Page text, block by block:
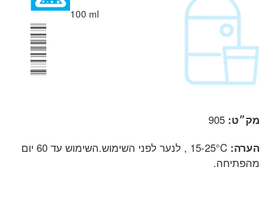
100 ml
מק״ט:905
הערה:
15-25°C , לנער לפני השימוש.השימוש עד 60 יום
מהפתיחה.